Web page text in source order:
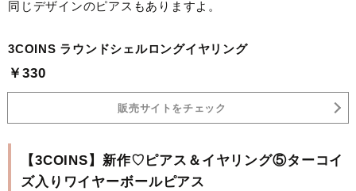
同じデザインのピアスもありますよ。
3COINS ラウンドシェルロングイヤリング
￥330
販売サイトをチェック
【3COINS】新作♡ピアス＆イヤリング⑤ターコイ
ズ入りワイヤーボールピアス